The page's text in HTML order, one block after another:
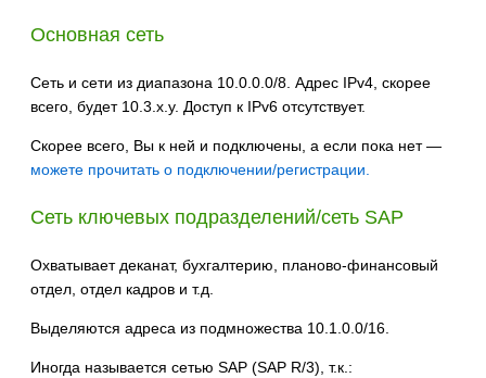
Основная сеть
Сеть и сети из диапазона 10.0.0.0/8. Адрес IPv4, скорее
всего, будет 10.3.x.y. Доступ к IPv6 отсутствует.
Скорее всего, Вы к ней и подключены, а если пока нет —
можете прочитать о подключении/регистрации.
Сеть ключевых подразделений/сеть SAP
Охватывает деканат, бухгалтерию, планово-финансовый
отдел, отдел кадров и т.д.
Выделяются адреса из подмножества 10.1.0.0/16.
Иногда называется сетью SAP (SAP R/3), т.к.: